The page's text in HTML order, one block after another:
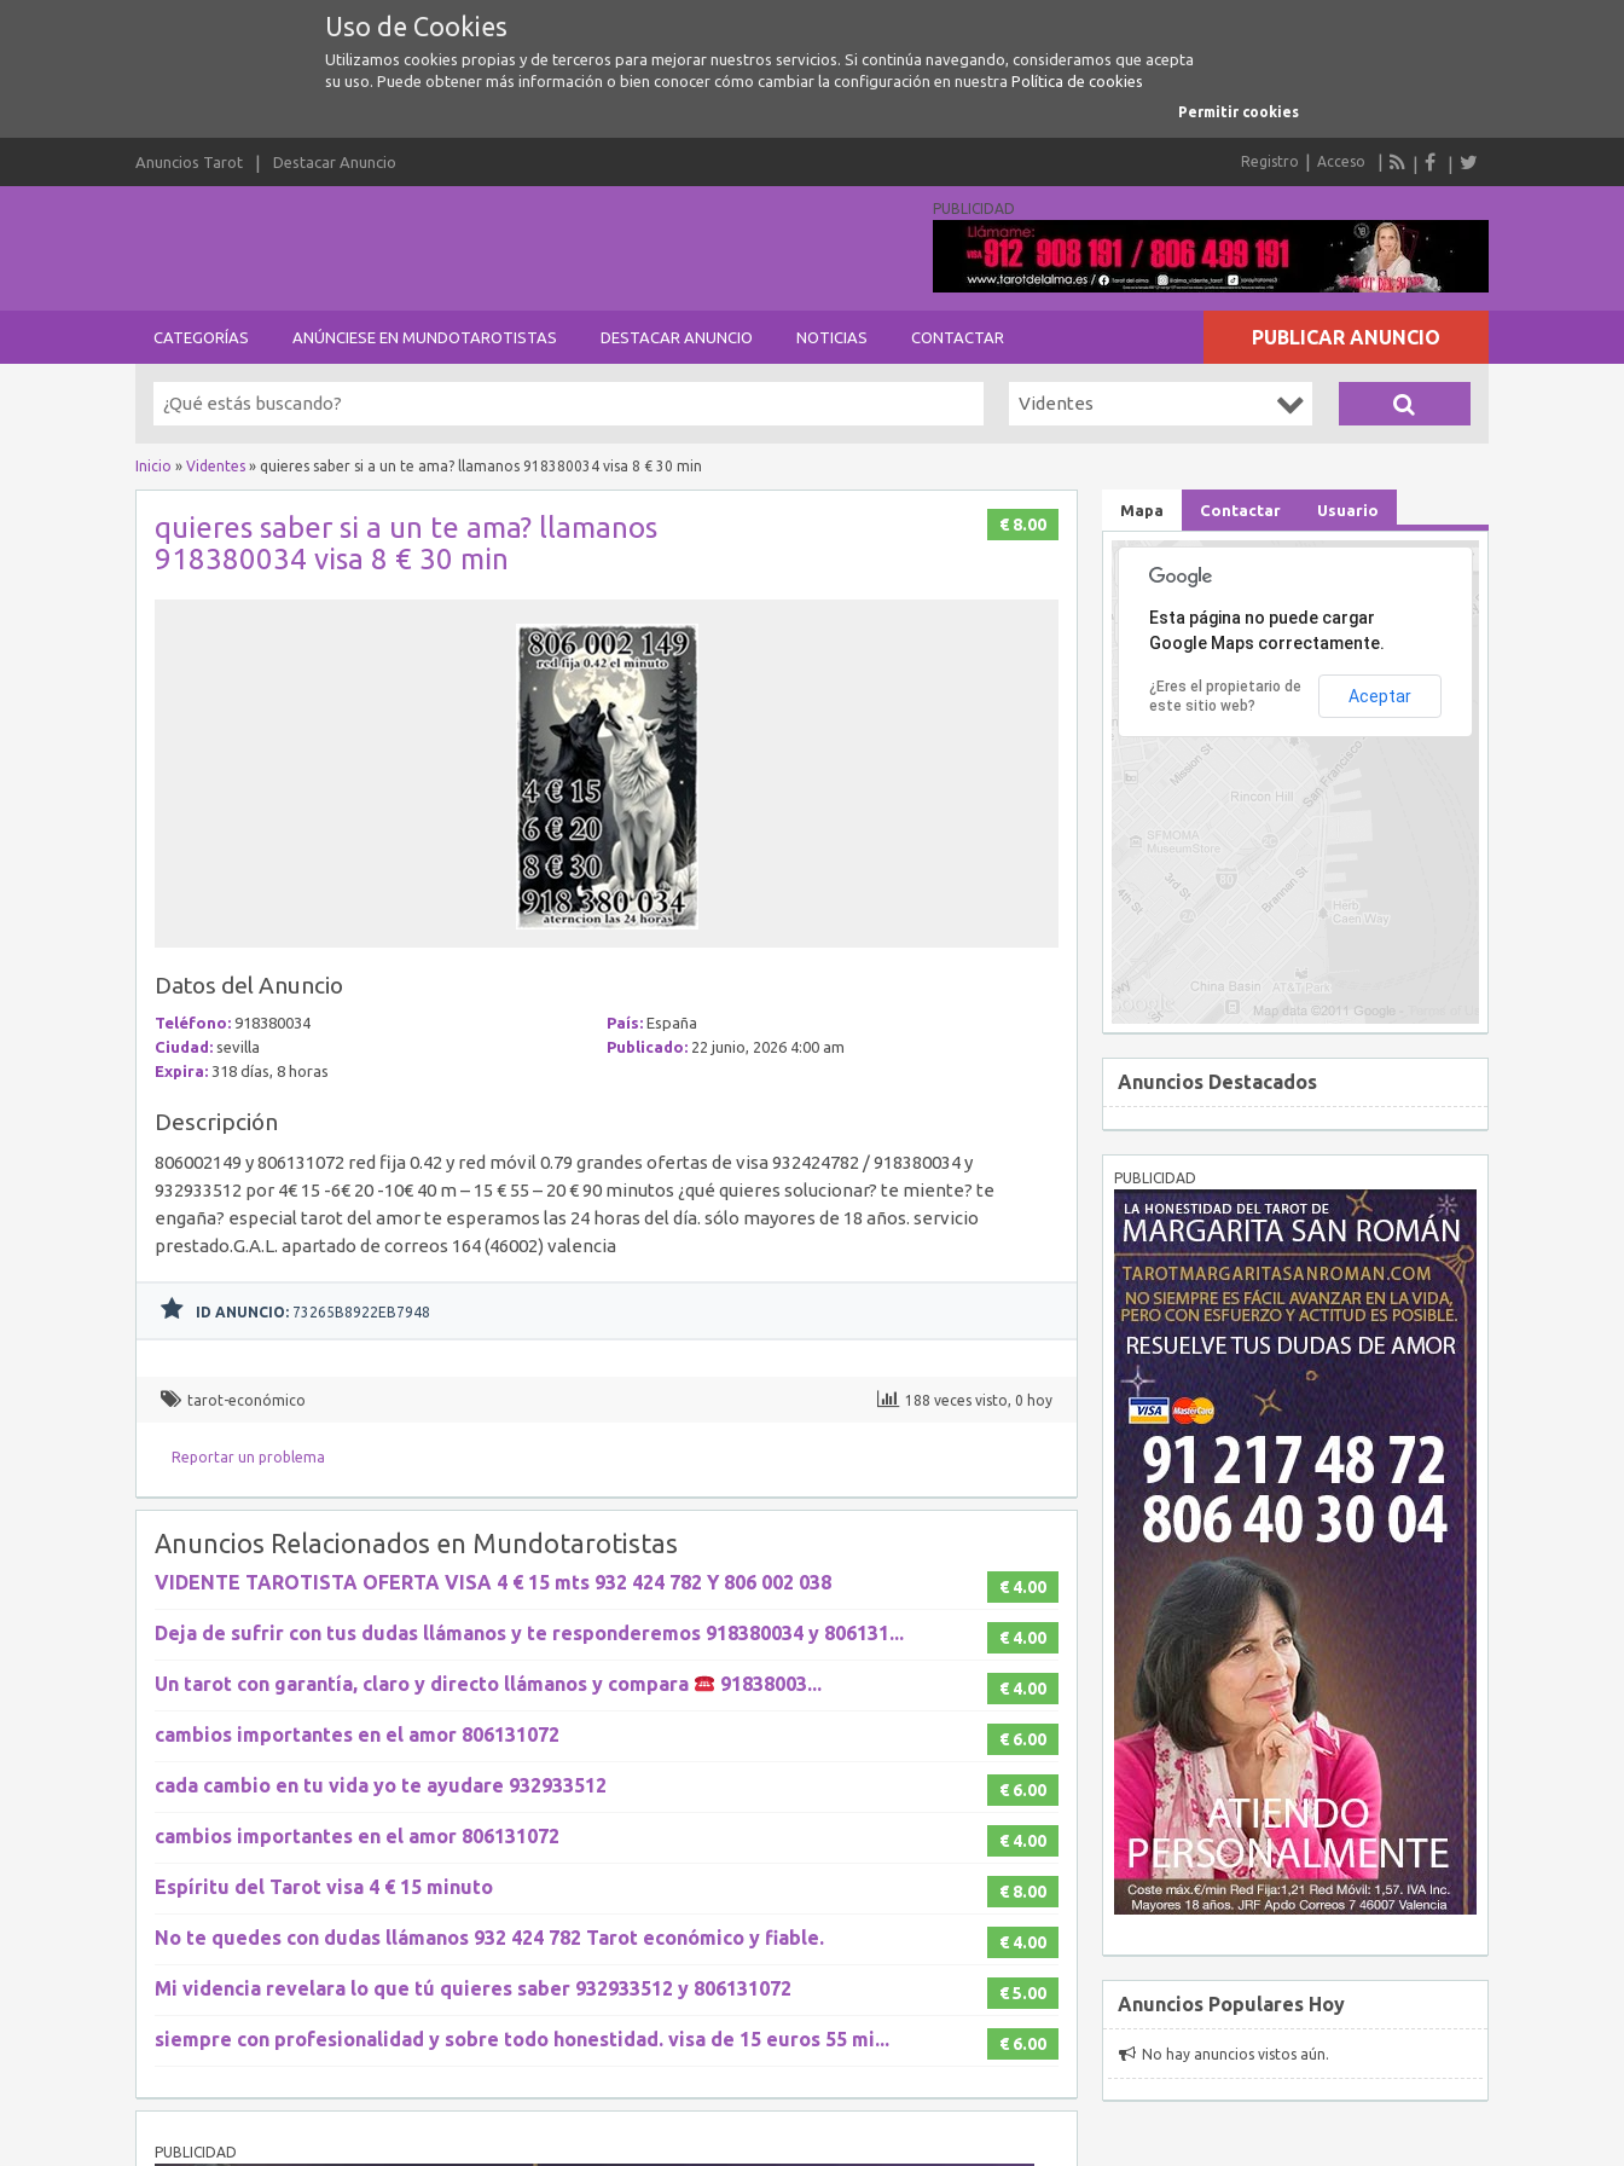
Uso de Cookies
Utilizamos cookies propias y de terceros para mejorar nuestros servicios. Si continúa navegando, consideramos que acepta
su uso. Puede obtener más información o bien conocer cómo cambiar la configuración en nuestra Política de cookies
Permitir cookies
Anuncios Tarot Destacar Anuncio Registro Acceso
PUBLICIDAD
CATEGORÍAS ANÚNCIESE EN MUNDOTAROTISTAS DESTACAR ANUNCIO NOTICIAS CONTACTAR PUBLICAR ANUNCIO
Videntes
Inicio » Videntes » quieres saber si a un te ama? llamanos 918380034 visa 8 € 30 min
€ 8.00
quieres saber si a un te ama? llamanos
918380034 visa 8 € 30 min
Datos del Anuncio
Teléfono: 918380034 País: España
Ciudad: sevilla Publicado: 22 junio, 2026 4:00 am
Expira: 318 días, 8 horas
Descripción
806002149 y 806131072 red fija 0.42 y red móvil 0.79 grandes ofertas de visa 932424782 / 918380034 y
932933512 por 4€ 15 -6€ 20 -10€ 40 m – 15 € 55 – 20 € 90 minutos ¿qué quieres solucionar? te miente? te
engaña? especial tarot del amor te esperamos las 24 horas del día. sólo mayores de 18 años. servicio
prestado.G.A.L. apartado de correos 164 (46002) valencia
ID ANUNCIO: 73265B8922EB7948
tarot-económico 188 veces visto, 0 hoy
Reportar un problema
Anuncios Relacionados en Mundotarotistas
€ 4.00
VIDENTE TAROTISTA OFERTA VISA 4 € 15 mts 932 424 782 Y 806 002 038
€ 4.00
Deja de sufrir con tus dudas llámanos y te responderemos 918380034 y 806131...
€ 4.00
Un tarot con garantía, claro y directo llámanos y compara 91838003...
€ 6.00
cambios importantes en el amor 806131072
€ 6.00
cada cambio en tu vida yo te ayudare 932933512
€ 4.00
cambios importantes en el amor 806131072
€ 8.00
Espíritu del Tarot visa 4 € 15 minuto
€ 4.00
No te quedes con dudas llámanos 932 424 782 Tarot económico y fiable.
€ 5.00
Mi videncia revelara lo que tú quieres saber 932933512 y 806131072
€ 6.00
siempre con profesionalidad y sobre todo honestidad. visa de 15 euros 55 mi...
PUBLICIDAD
Mapa Contactar Usuario
Lo sentimos, la dirección no ha sido encontrada.
Esta página no puede cargar
Google Maps correctamente.
¿Eres el propietario de
este sitio web?
Aceptar
Anuncios Destacados
PUBLICIDAD
Anuncios Populares Hoy
No hay anuncios vistos aún.